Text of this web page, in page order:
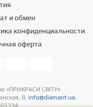
и обмен
конфиденциальности
оферта
«ПРИКРАСИ СВІТУ».
8, info@diamant.ua,